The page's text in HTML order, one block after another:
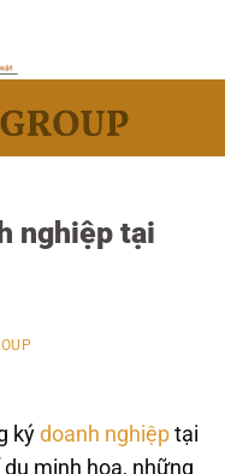
nghiệp tại
ký doanh nghiệp tại
minh họa, những